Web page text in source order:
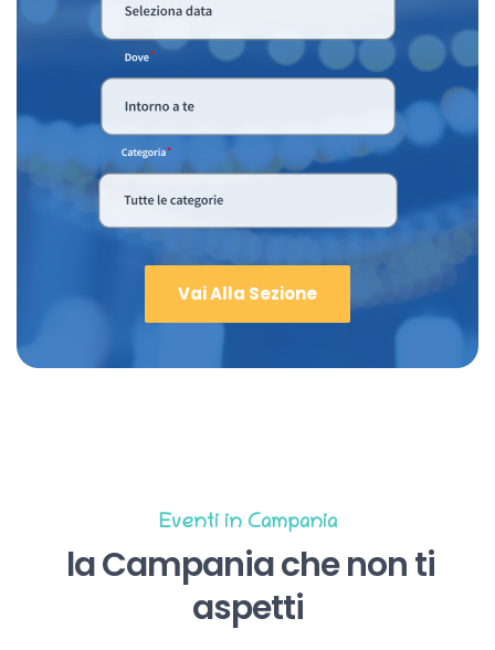
Vai Alla Sezione
Eventi in Campania
la Campania che non ti
aspetti